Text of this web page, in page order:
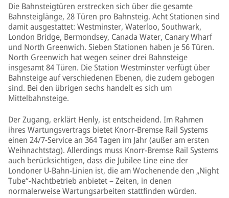
Die Bahnsteigtüren erstrecken sich über die gesamte
Bahnsteiglänge, 28 Türen pro Bahnsteig. Acht Stationen sind
damit ausgestattet: Westminster, Waterloo, Southwark,
London Bridge, Bermondsey, Canada Water, Canary Wharf
und North Greenwich. Sieben Stationen haben je 56 Türen.
North Greenwich hat wegen seiner drei Bahnsteige
insgesamt 84 Türen. Die Station Westminster verfügt über
Bahnsteige auf verschiedenen Ebenen, die zudem gebogen
sind. Bei den übrigen sechs handelt es sich um
Mittelbahnsteige.
Der Zugang, erklärt Henly, ist entscheidend. Im Rahmen
ihres Wartungsvertrags bietet Knorr-Bremse Rail Systems
einen 24/7-Service an 364 Tagen im Jahr (außer am ersten
Weihnachtstag). Allerdings muss Knorr-Bremse Rail Systems
auch berücksichtigen, dass die Jubilee Line eine der
Londoner U-Bahn-Linien ist, die am Wochenende den „Night
Tube“-Nachtbetrieb anbietet – Zeiten, in denen
normalerweise Wartungsarbeiten stattfinden würden.